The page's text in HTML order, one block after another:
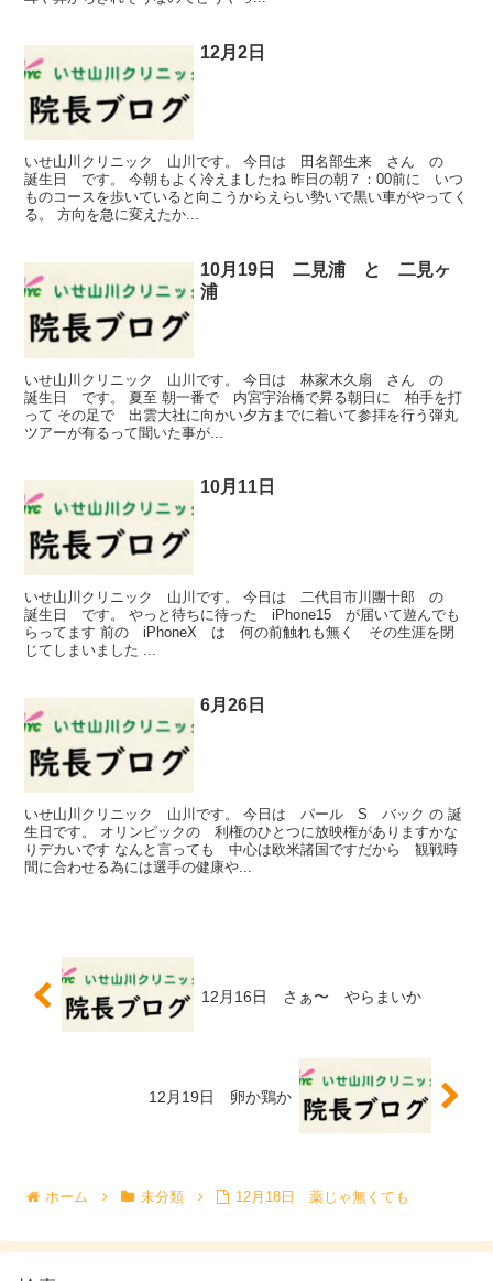
12月2日
いせ山川クリニック 山川です。 今日は 田名部生来 さん の
誕生日 です。 今朝もよく冷えましたね 昨日の朝７：00前に いつ
ものコースを歩いていると向こうからえらい勢いで黒い車がやってく
る。 方向を急に変えたか...
10月19日 二見浦 と 二見ヶ
浦
いせ山川クリニック 山川です。 今日は 林家木久扇 さん の
誕生日 です。 夏至 朝一番で 内宮宇治橋で昇る朝日に 柏手を打
って その足で 出雲大社に向かい夕方までに着いて参拝を行う弾丸
ツアーが有るって聞いた事が...
10月11日
いせ山川クリニック 山川です。 今日は 二代目市川團十郎 の
誕生日 です。 やっと待ちに待った iPhone15 が届いて遊んでも
らってます 前の iPhoneX は 何の前触れも無く その生涯を閉
じてしまいました ...
6月26日
いせ山川クリニック 山川です。 今日は パール S バック の 誕
生日です。 オリンピックの 利権のひとつに放映権がありますかな
りデカいです なんと言っても 中心は欧米諸国ですだから 観戦時
間に合わせる為には選手の健康や...
12月16日 さぁ〜 やらまいか
12月19日 卵か鶏か
ホーム 未分類 12月18日 薬じゃ無くても